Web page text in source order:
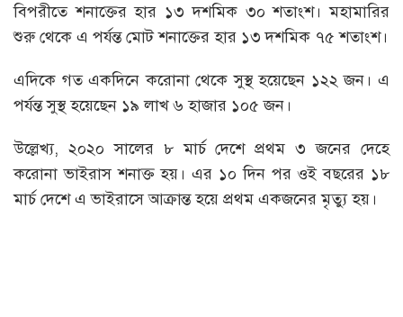
বিপরীতে শনাক্তের হার ১৩ দশমিক ৩০ শতাংশ। মহামারির
শুরু থেকে এ পর্যন্ত মোট শনাক্তের হার ১৩ দশমিক ৭৫ শতাংশ।
এদিকে গত একদিনে করোনা থেকে সুস্থ হয়েছেন ১২২ জন। এ
পর্যন্ত সুস্থ হয়েছেন ১৯ লাখ ৬ হাজার ১০৫ জন।
উল্লেখ্য, ২০২০ সালের ৮ মার্চ দেশে প্রথম ৩ জনের দেহে
করোনা ভাইরাস শনাক্ত হয়। এর ১০ দিন পর ওই বছরের ১৮
মার্চ দেশে এ ভাইরাসে আক্রান্ত হয়ে প্রথম একজনের মৃত্যু হয়।